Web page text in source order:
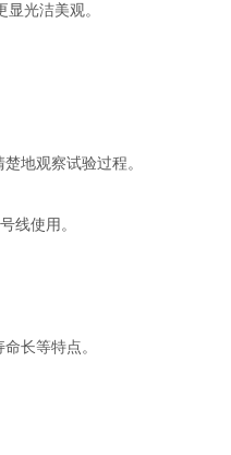
光洁美观。
地观察试验过程。
线使用。
长等特点。